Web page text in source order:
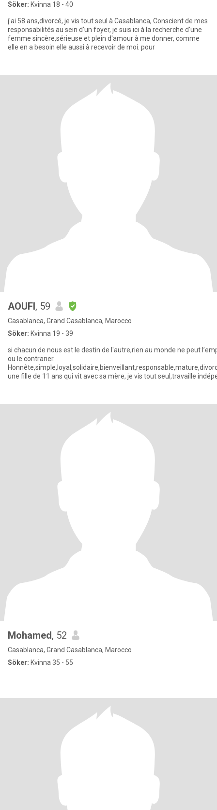
Söker: Kvinna 18 - 40
j'ai 58 ans,divorcé, je vis tout seul à Casablanca, Conscient de mes
responsabilités au sein d'un foyer, je suis ici à la recherche d'une
femme sincère,sérieuse et plein d'amour à me donner, comme
elle en a besoin elle aussi à recevoir de moi. pour
AOUFI, 59
Casablanca, Grand Casablanca, Marocco
Söker: Kvinna 19 - 39
si chacun de nous est le destin de l'autre,rien au monde ne peut
ou le contrarier.
une fille de 11 ans qui vit avec sa mère, je vis tout seul,travaille
Mohamed, 52
Casablanca, Grand Casablanca, Marocco
Söker: Kvinna 35 - 55